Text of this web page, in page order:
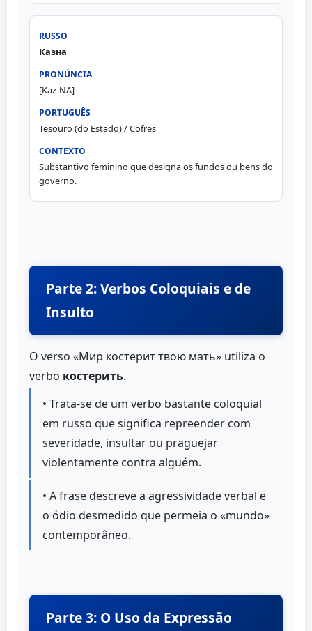
Казна
[Kaz-NA]
Tesouro (do Estado) / Cofres
Substantivo feminino que designa os fundos ou bens do
governo.
Parte 2: Verbos Coloquiais e de
Insulto
O verso «Мир костерит твою мать» utiliza o
verbo костерить.
• Trata-se de um verbo bastante coloquial
em russo que significa repreender com
severidade, insultar ou praguejar
violentamente contra alguém.
• A frase descreve a agressividade verbal e
o ódio desmedido que permeia o «mundo»
contemporâneo.
Parte 3: O Uso da Expressão